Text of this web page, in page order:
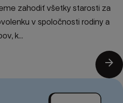
zahodiť všetky starosti za
v spoločnosti rodiny a
k...
arrow_forward